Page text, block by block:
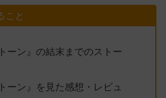
こと
ーン』の結末までのストー
ーン』を見た感想・レビュ